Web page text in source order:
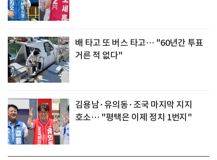
배 타고 또 버스 타고… "60년간 투표
거른 적 없다"
김용남·유의동·조국 마지막 지지
호소… "평택은 이제 정치 1번지"